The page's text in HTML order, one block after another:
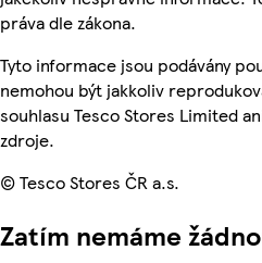
práva dle zákona.
Tyto informace jsou podávány
nemohou být jakkoliv
souhlasu Tesco Stores Limited
zdroje.
© Tesco Stores ČR a.s.
Zatím nemáme